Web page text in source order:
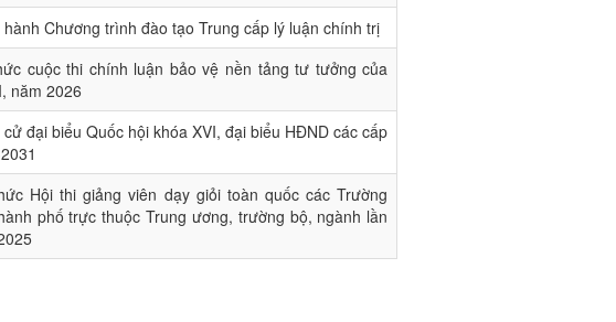
Chương trình đào tạo Trung cấp lý luận chính trị
cuộc thi chính luận bảo vệ nền tảng tư tưởng của
năm 2026
đại biểu Quốc hội khóa XVI, đại biểu HĐND các cấp
Hội thi giảng viên dạy giỏi toàn quốc các Trường
phố trực thuộc Trung ương, trường bộ, ngành lần